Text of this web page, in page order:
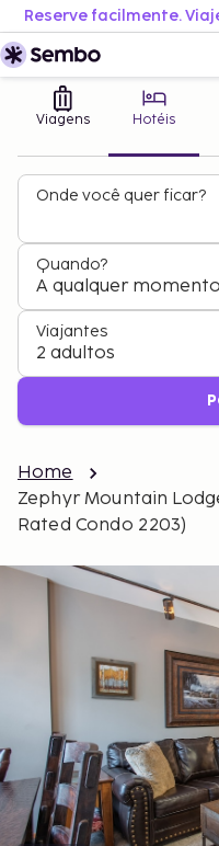
Viagens Hotéis
Onde você quer ficar?
Quando?
A qualquer momento
Viajantes
2 adultos
Home
Zephyr Mountain
Rated Condo 2203)